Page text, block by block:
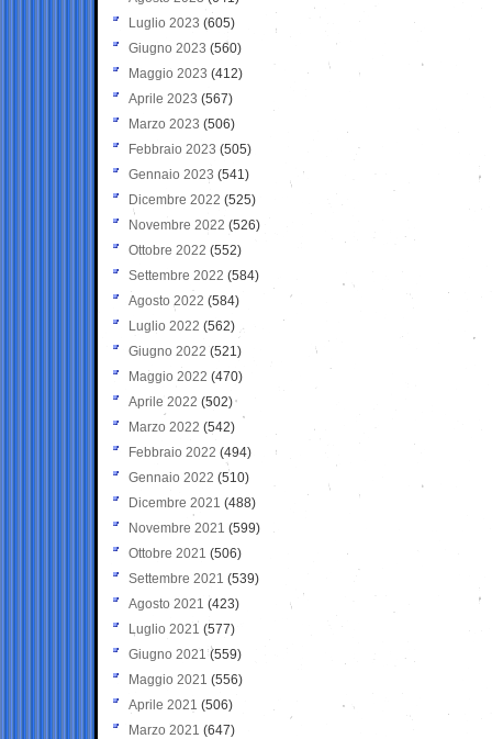
Luglio 2023 (605)
Giugno 2023 (560)
Maggio 2023 (412)
Aprile 2023 (567)
Marzo 2023 (506)
Febbraio 2023 (505)
Gennaio 2023 (541)
Dicembre 2022 (525)
Novembre 2022 (526)
Ottobre 2022 (552)
Settembre 2022 (584)
Agosto 2022 (584)
Luglio 2022 (562)
Giugno 2022 (521)
Maggio 2022 (470)
Aprile 2022 (502)
Marzo 2022 (542)
Febbraio 2022 (494)
Gennaio 2022 (510)
Dicembre 2021 (488)
Novembre 2021 (599)
Ottobre 2021 (506)
Settembre 2021 (539)
Agosto 2021 (423)
Luglio 2021 (577)
Giugno 2021(559)
Maggio 2021 (556)
Aprile 2021 (506)
Marzo 2021 (647)